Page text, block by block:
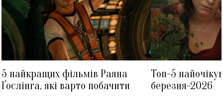
5 найкращих фільмів Раяна
Ґослінга, які варто побачити
Топ-5
березня-2026